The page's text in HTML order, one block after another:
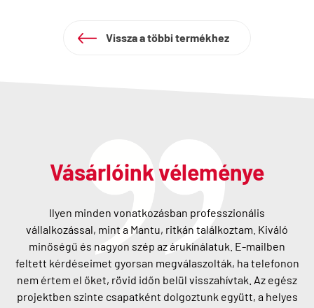
Vissza a többi termékhez
Vásárlóink véleménye
Ilyen minden vonatkozásban professzionális
vállalkozással, mint a Mantu, ritkán találkoztam. Kiváló
minőségű és nagyon szép az árukínálatuk. E-mailben
feltett kérdéseimet gyorsan megválaszolták, ha telefonon
nem értem el őket, rövid időn belül visszahívtak. Az egész
projektben szinte csapatként dolgoztunk együtt, a helyes